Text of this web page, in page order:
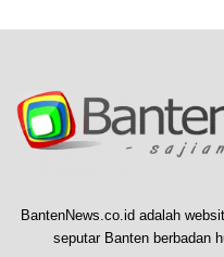
BantenNews.co.id adalah
seputar Banten berbadan